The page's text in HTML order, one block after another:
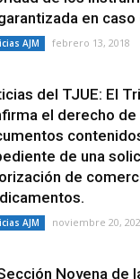
en
AJM febrero 13, 2018
del TJUE: El
el derecho de
de una
de
AJM noviembre 20,
Novena de